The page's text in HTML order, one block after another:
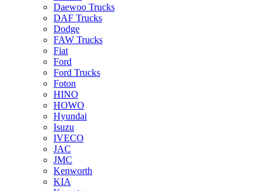
Daewoo Trucks
DAF Trucks
Dodge
FAW Trucks
Fiat
Ford
Ford Trucks
Foton
HINO
HOWO
Hyundai
Isuzu
IVECO
JAC
JMC
Kenworth
KIA